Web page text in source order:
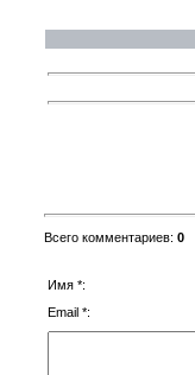
Всего комментариев: 0
Имя *:
Email *: